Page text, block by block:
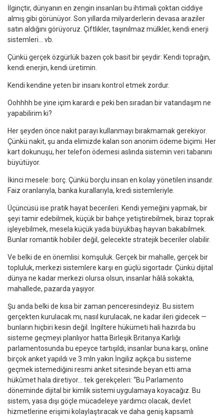
İlginçtir, dünyanın en zengin insanları bu ihtimali çoktan ciddiye
almış gibi görünüyor. Son yıllarda milyarderlerin devasa araziler
satın aldığını görüyoruz. Çiftlikler, taşınılmaz mülkler, kendi enerji
sistemleri… vb.
Çünkü gerçek özgürlük bazen çok basit bir şeydir: Kendi toprağın,
kendi enerjin, kendi üretimin.
Kendi kendine yeten bir insanı kontrol etmek zordur.
Oohhhh be yine içim karardı e peki ben sıradan bir vatandaşım ne
yapabilirim ki?
Her şeyden önce nakit parayı kullanmayı bırakmamak gerekiyor.
Çünkü nakit, şu anda elimizde kalan son anonim ödeme biçimi. Her
kart dokunuşu, her telefon ödemesi aslında sistemin veri tabanını
büyütüyor.
İkinci mesele: borç. Çünkü borçlu insan en kolay yönetilen insandır.
Faiz oranlarıyla, banka kurallarıyla, kredi sistemleriyle.
Üçüncüsü ise pratik hayat becerileri. Kendi yemeğini yapmak, bir
şeyi tamir edebilmek, küçük bir bahçe yetiştirebilmek, biraz toprak
işleyebilmek, mesela küçük yada büyükbaş hayvan bakabilmek.
Bunlar romantik hobiler değil, gelecekte stratejik beceriler olabilir.
Ve belki de en önemlisi: komşuluk. Gerçek bir mahalle, gerçek bir
topluluk, merkezi sistemlere karşı en güçlü sigortadır. Çünkü dijital
dünya ne kadar merkezi olursa olsun, insanlar hâlâ sokakta,
mahallede, pazarda yaşıyor.
Şu anda belki de kısa bir zaman penceresindeyiz. Bu sistem
gerçekten kurulacak mı, nasıl kurulacak, ne kadar ileri gidecek —
bunların hiçbiri kesin değil. İngiltere hükümeti hali hazırda bu
sisteme geçmeyi planlıyor hatta Birleşik Britanya Karlığı
parlamentosunda bu epeyce tartışıldı, insanlar buna karşı, online
birçok anket yapıldı ve 3 mln yakın İngiliz açıkça bu sisteme
geçmek istemediğini resmi anket sitesinde beyan etti ama
hükûmet hala diretiyor… tek gerekçeleri: “Bu Parlamento
döneminde dijital bir kimlik sistemi uygulamaya koyacağız. Bu
sistem, yasa dışı göçle mücadeleye yardımcı olacak, devlet
hizmetlerine erişimi kolaylaştıracak ve daha geniş kapsamlı